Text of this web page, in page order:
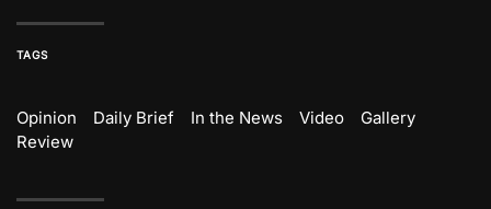
TAGS
Opinion Daily Brief In the News Video
Gallery
Review